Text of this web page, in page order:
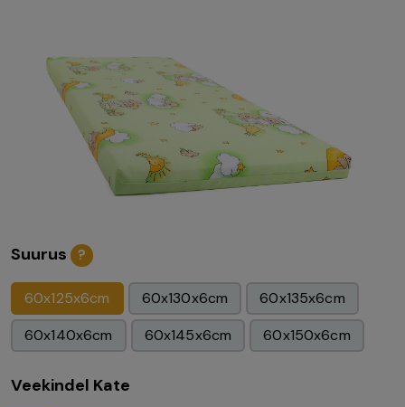
Suurus ?
60x125x6cm 60x130x6cm
60x135x6cm
60x140x6cm
60x145x6cm 60x150x6cm
Veekindel Kate